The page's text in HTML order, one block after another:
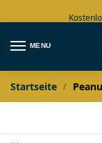
MENU
Startseite /